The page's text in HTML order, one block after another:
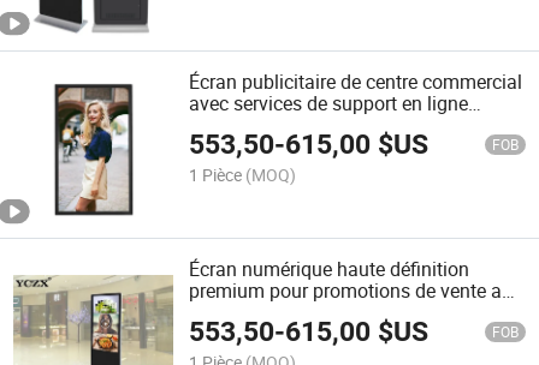
Écran publicitaire de centre commercial
avec services de support en ligne
553,50-615,00 $US FOB
1 Pièce (MOQ)
Écran numérique haute définition
premium pour promotions de vente au
553,50-615,00 $US FOB